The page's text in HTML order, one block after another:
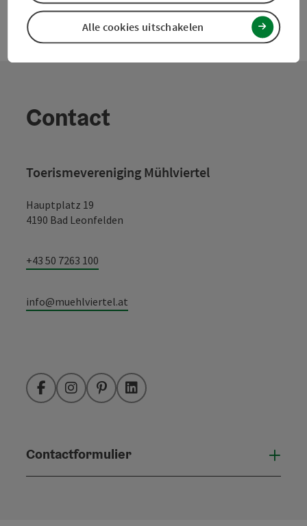
Contact
Toerismevereniging Mühlviertel
Hauptplatz 19
4190 Bad Leonfelden
+43 50 7263 100
info@muehlviertel.at
FacebookInstagramPinterestLinkedIn
Contactformulier
Alle cookies uitschakelen